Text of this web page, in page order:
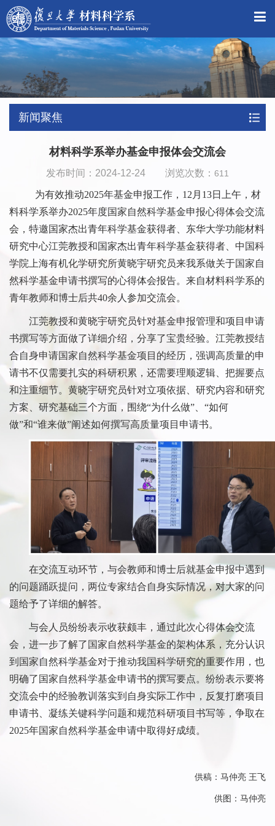
新闻聚焦
材料科学系举办基金申报体会交流会
发布时间：2024-12-24 浏览次数： 611
为有效推动2025年基金申报工作， 12 月 13日上午，材
料科学系举办2025年度国家自然科学基金申报心得体会交流
会，特邀国家杰出青年科学基金获得者、东华大学功能材料
研究中心江莞教授和国家杰出青年科学基金获得者、中国科
学院上海有机化学研究所黄晓宇研究员来我系做关于国家自
然科学基金申请书撰写的心得体会报告。来自材料科学系的
青年教师和博士后共40余人参加交流会。
江莞教授和黄晓宇研究员针对基金申报管理和项目申请
书撰写等方面做了详细介绍，分享了宝贵经验。江莞教授结
合自身申请国家自然科学基金项目的经历，强调高质量的申
请书不仅需要扎实的科研积累，还需要理顺逻辑、把握要点
和注重细节。黄晓宇研究员针对立项依据、研究内容和研究
方案、研究基础三个方面，围绕“为什么做”、“如何
做”和“谁来做”阐述如何撰写高质量项目申请书。
在交流互动环节，与会教师和博士后就基金申报中遇到
的问题踊跃提问，两位专家结合自身实际情况，对大家的问
题给予了详细的解答。
与会人员纷纷表示收获颇丰，通过此次心得体会交流
会，进一步了解了国家自然科学基金的架构体系，充分认识
到国家自然科学基金对于推动我国科学研究的重要作用，也
明确了国家自然科学基金申请书的撰写要点。纷纷表示要将
交流会中的经验教训落实到自身实际工作中，反复打磨项目
申请书、凝练关键科学问题和规范科研项目书写等，争取在
2025年国家自然科学基金申请中取得好成绩。
供稿：马仲亮 王飞
供图：马仲亮